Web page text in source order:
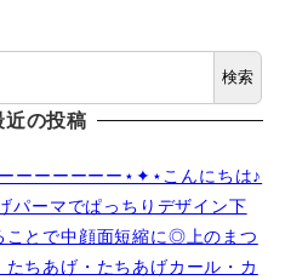
検索
近の投稿
ーーーーーー⋆✦⋆こんにちは♪
パーマでぱっちりデザイン下
ことで中顔面短縮に◎上のまつ
ちあげ・たちあげカール・カ